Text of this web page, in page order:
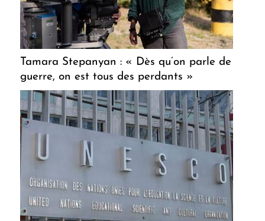
Tamara Stepanyan : « Dès qu’on parle de
guerre, on est tous des perdants »